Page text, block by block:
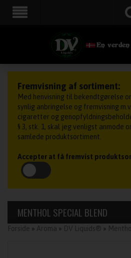
Fremvisning af sortiment:
Med henvisning til bekendtgørelse
synlig anbringelse og fremvisning
cigaretter og
§ 3, stk. 1, skal jeg venligst anmode
samlede produktsortiment.
Accepter at få fremvist
MENTHOL SPECIAL BLEND
Forside » Aroma » DV Liquids® » Menthol